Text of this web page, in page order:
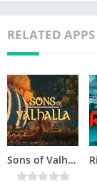
RELATED APPS
Sons of Valhalla Version Complète jeu pour PC